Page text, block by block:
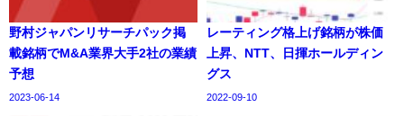
野村ジャパンリサーチパック掲
載銘柄でM&A業界大手2社の業績
予想
2023-06-14
レーティング格上げ銘柄が株価
上昇、NTT、日揮ホールディン
グス
2022-09-10